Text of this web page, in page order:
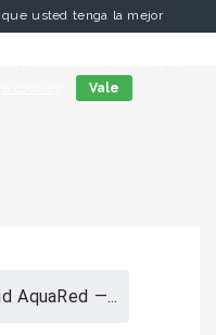
AquaRed —...
usted tenga la mejor
Vale